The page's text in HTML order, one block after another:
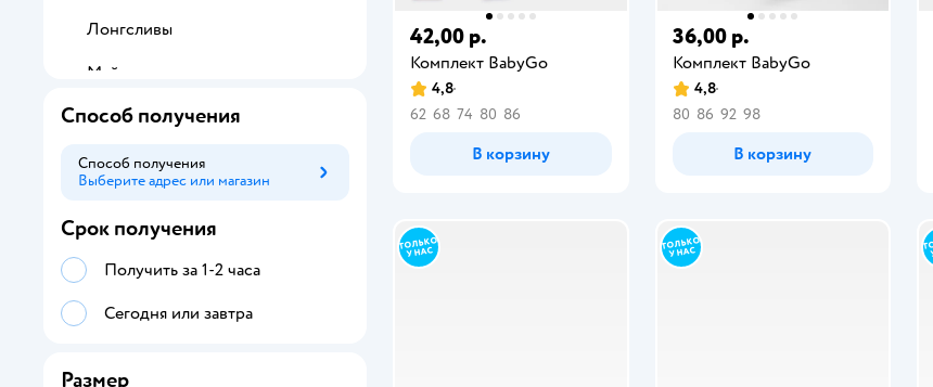
42,00 р.
Комплект BabyGо
4,8
62 68 74 80 86
В корзину
36,00 р.
Комплект BabyGо
4,8
80 86 92 98
В корзину
Лонгсливы
Майки
Платья
Поло
Рубашки
Шорты
Способ получения
Способ получения
Выберите адрес или магазин
Способ получения
Срок получения
Получить за 1-2 часа
Сегодня или завтра
Размер